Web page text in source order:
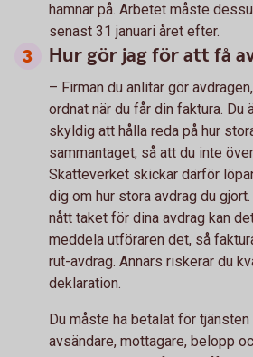
hamnar på. Arbetet måste
senast 31 januari året efter.
Hur gör jag för att få
– Firman du anlitar gör
ordnat när du får din faktura. Du
skyldig att hålla reda på hur
sammantaget, så att du inte
Skatteverket skickar därför
dig om hur stora avdrag du
nått taket för dina avdrag kan
meddela utföraren det, så
rut-avdrag. Annars riskerar du
deklaration.
Du måste ha betalat för
avsändare, mottagare, belopp